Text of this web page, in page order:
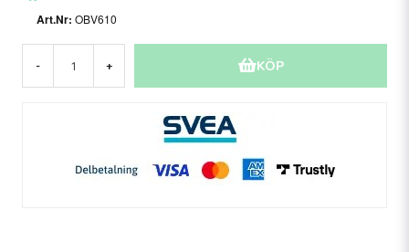
OBV610
- + KÖP